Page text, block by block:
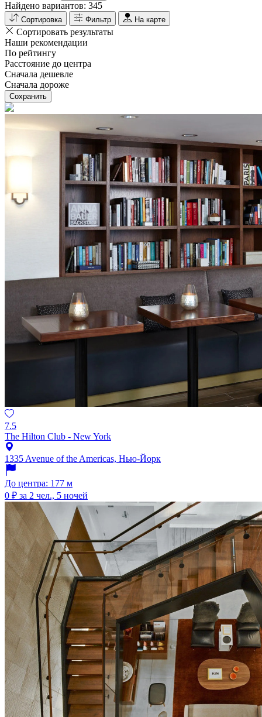
Найдено вариантов: 345
Сортировка Фильтр На карте
Сортировать результаты
Наши рекомендации
По рейтингу
Расстояние до центра
Сначала дешевле
Сначала дороже
Сохранить
7.5
The Hilton Club - New York
1335 Avenue of the Americas, Нью-Йорк
До центра: 177 м
0 ₽ за 2 чел., 5 ночей